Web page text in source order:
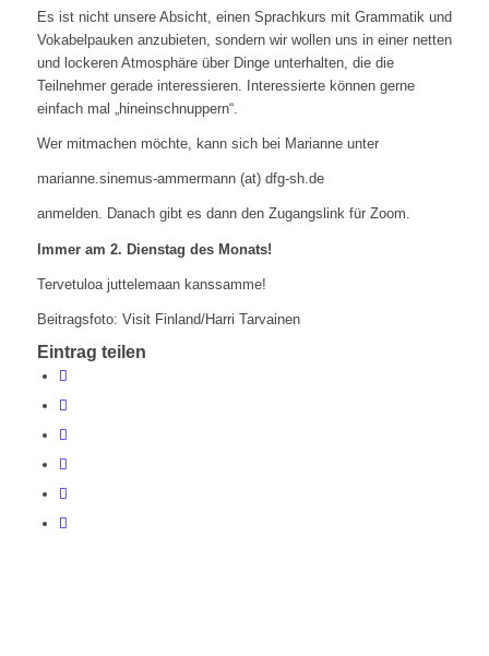
Es ist nicht unsere Absicht, einen Sprachkurs mit Grammatik und
Vokabelpauken anzubieten, sondern wir wollen uns in einer netten
und lockeren Atmosphäre über Dinge unterhalten, die die
Teilnehmer gerade interessieren. Interessierte können gerne
einfach mal „hineinschnuppern“.
Wer mitmachen möchte, kann sich bei Marianne unter
marianne.sinemus-ammermann (at) dfg-sh.de
anmelden. Danach gibt es dann den Zugangslink für Zoom.
Immer am 2. Dienstag des Monats!
Tervetuloa juttelemaan kanssamme!
Beitragsfoto: Visit Finland/Harri Tarvainen
Eintrag teilen